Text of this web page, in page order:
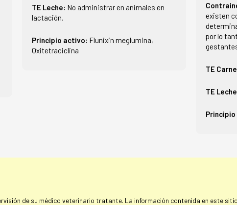
TE Leche: No administrar en animales en
lactación.
Principio activo: Flunixin meglumina,
Oxitetraciclina
existen
por lo
TE
TE
de su médico veterinario tratante. La información contenida en este